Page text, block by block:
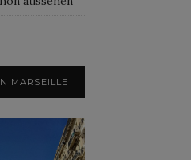
MARSEILLE